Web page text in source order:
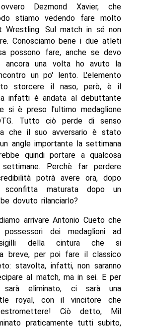
Dezmond Xavier, che
stiamo vedendo fare molto
Wrestling. Sul match in sé non
Conosciamo bene i due atleti
possono fare, anche se devo
ancora una volta ho avuto la
un po' lento. L'elemento
storcere il naso, però, è il
infatti è andata al debuttante
si è preso l'ultimo medaglione
Tutto ciò perde di senso
che il suo avversario è stato
angle importante la settimana
quindi portare a qualcosa
Perchè far perdere
potrà avere ora, dopo
sconfitta maturata dopo un
dovuto rilanciarlo?
arrivare Antonio Cueto che
dei medaglioni ad
della cintura che si
a breve, per poi fare il classico
stavolta, infatti, non saranno
al match, ma in sei. E per
sarà eliminato, ci sarà una
royal, con il vincitore che
Ciò detto, Mil
praticamente tutti subito,